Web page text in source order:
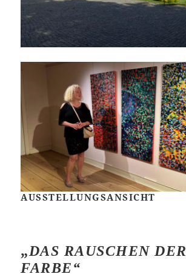
AUSSTELLUNGSANSICHT
„DAS RAUSCHEN DER
FARBE“